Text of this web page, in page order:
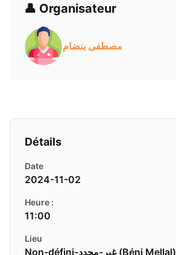
👤 Organisateur
مصطفى بنضام
Détails
Date
2024-11-02
Heure :
11:00
Lieu
Non-défini-غير-محدد ( Béni Mellal)